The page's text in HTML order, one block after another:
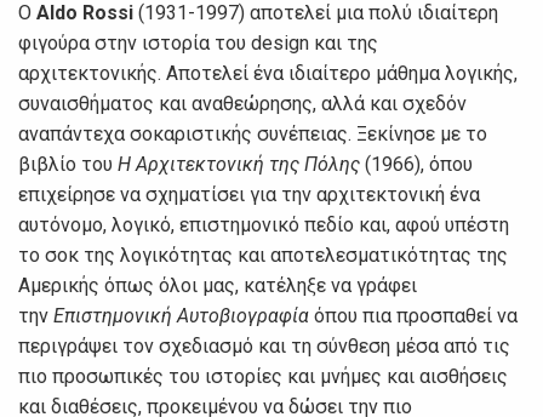
Ο Aldo Rossi (1931-1997) αποτελεί μια πολύ ιδιαίτερη
φιγούρα στην ιστορία του design και της
αρχιτεκτονικής. Αποτελεί ένα ιδιαίτερο μάθημα λογικής,
συναισθήματος και αναθεώρησης, αλλά και σχεδόν
αναπάντεχα σοκαριστικής συνέπειας. Ξεκίνησε με το
βιβλίο του Η Αρχιτεκτονική της Πόλης (1966), όπου
επιχείρησε να σχηματίσει για την αρχιτεκτονική ένα
αυτόνομο, λογικό, επιστημονικό πεδίο και, αφού υπέστη
το σοκ της λογικότητας και αποτελεσματικότητας της
Αμερικής όπως όλοι μας, κατέληξε να γράφει
την Επιστημονική Αυτοβιογραφία όπου πια προσπαθεί να
περιγράψει τον σχεδιασμό και τη σύνθεση μέσα από τις
πιο προσωπικές του ιστορίες και μνήμες και αισθήσεις
και διαθέσεις, προκειμένου να δώσει την πιο